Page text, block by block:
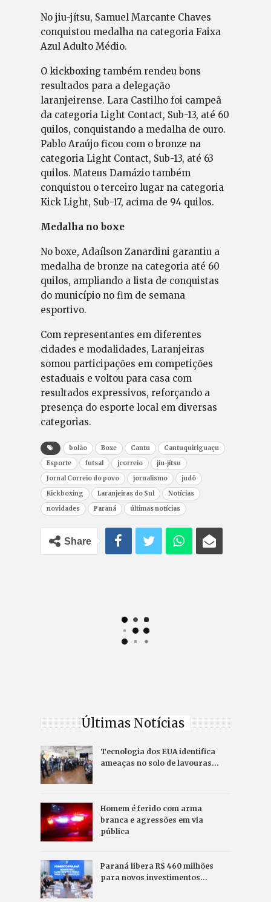
No jiu-jítsu, Samuel Marcante Chaves
conquistou medalha na categoria Faixa
Azul Adulto Médio.
O kickboxing também rendeu bons
resultados para a delegação
laranjeirense. Lara Castilho foi campeã
da categoria Light Contact, Sub-13, até 60
quilos, conquistando a medalha de ouro.
Pablo Araújo ficou com o bronze na
categoria Light Contact, Sub-13, até 63
quilos. Mateus Damázio também
conquistou o terceiro lugar na categoria
Kick Light, Sub-17, acima de 94 quilos.
Medalha no boxe
No boxe, Adaílson Zanardini garantiu a
medalha de bronze na categoria até 60
quilos, ampliando a lista de conquistas
do município no fim de semana
esportivo.
Com representantes em diferentes
cidades e modalidades, Laranjeiras
somou participações em competições
estaduais e voltou para casa com
resultados expressivos, reforçando a
presença do esporte local em diversas
categorias.
bolão Boxe Cantu
Cantuquiriguaçu
Esporte
futsal jcorreio
jiu-jítsu
Jornal Correio do povo
jornalismo
judô
Kickboxing
Laranjeiras do Sul
Notícias
novidades
Paraná últimas notícias
Share
Últimas Notícias
Tecnologia dos EUA identifica
ameaças no solo de lavouras…
Homem é ferido com arma
branca e agressões em via
pública
Paraná libera R$ 460 milhões
para novos investimentos…